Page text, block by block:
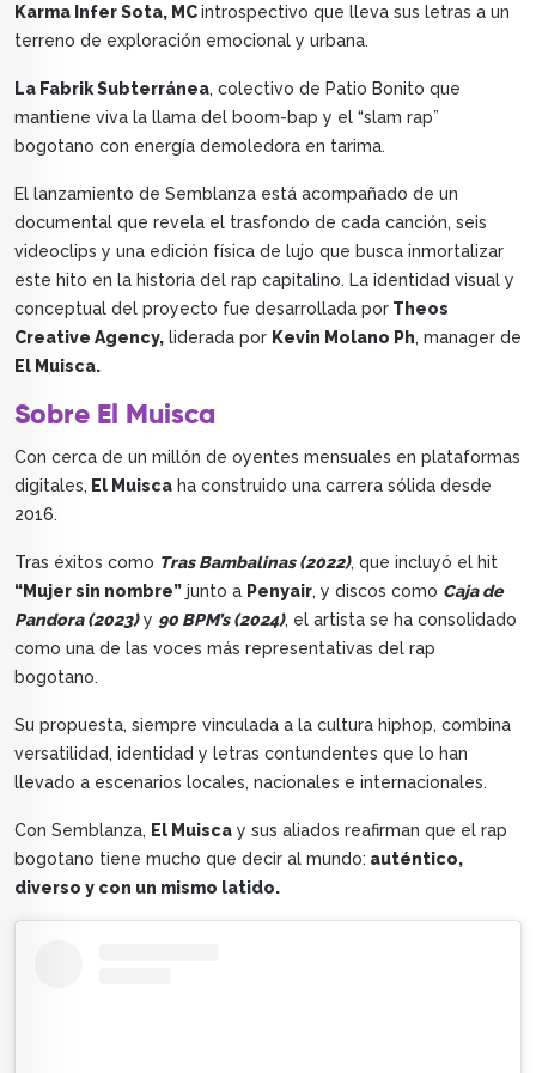
Karma Infer Sota, MCintrospectivo que lleva sus letras a un
terreno de exploración emocional y urbana.
La Fabrik Subterránea, colectivo de Patio Bonito que
mantiene viva la llama del boom-bap y el “slam rap”
bogotano con energía demoledora en tarima.
El lanzamiento de Semblanza está acompañado de un
documental que revela el trasfondo de cada canción, seis
videoclips y una edición física de lujo que busca inmortalizar
este hito en la historia del rap capitalino. La identidad visual y
conceptual del proyecto fue desarrollada por Theos
Creative Agency, liderada por Kevin Molano Ph, manager de
El Muisca.
Sobre El Muisca
Con cerca de un millón de oyentes mensuales en plataformas
digitales, El Muisca ha construido una carrera sólida desde
2016.
Tras éxitos como Tras Bambalinas (2022), que incluyó el hit
“Mujer sin nombre” junto a Penyair, y discos como Caja de
Pandora (2023)y 90 BPM’s (2024), el artista se ha consolidado
como una de las voces más representativas del rap
bogotano.
Su propuesta, siempre vinculada a la cultura hiphop, combina
versatilidad, identidad y letras contundentes que lo han
llevado a escenarios locales, nacionales e internacionales.
Con Semblanza, El Muisca y sus aliados reafirman que el rap
bogotano tiene mucho que decir al mundo: auténtico,
diverso y con un mismo latido.